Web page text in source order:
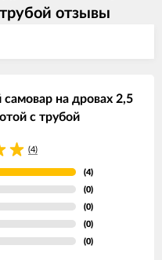
отзывы
самовар на дровах 2,5
с трубой
(4)
(4)
(0)
(0)
(0)
(0)